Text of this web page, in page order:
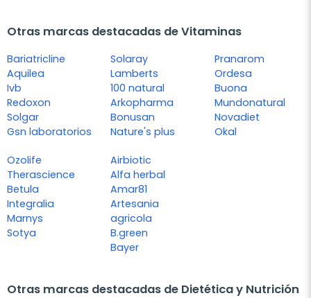
Otras marcas destacadas de Vitaminas
Bariatricline
Aquilea
Ivb
Redoxon
Solgar
Gsn laboratorios
Solaray
Lamberts
100 natural
Arkopharma
Bonusan
Nature's plus
Pranarom
Ordesa
Buona
Mundonatural
Novadiet
Okal
Ozolife
Therascience
Betula
Integralia
Marnys
Sotya
Airbiotic
Alfa herbal
Amar81
Artesania
agricola
B.green
Bayer
Otras marcas destacadas de Dietética y Nutrición